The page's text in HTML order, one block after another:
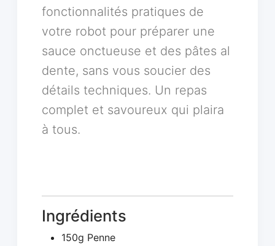
fonctionnalités pratiques de
votre robot pour préparer une
sauce onctueuse et des pâtes al
dente, sans vous soucier des
détails techniques. Un repas
complet et savoureux qui plaira
à tous.
Ingrédients
150g Penne